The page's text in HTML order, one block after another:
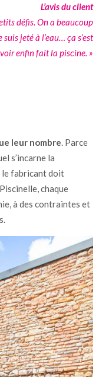
L’avis du client
défis. On a beaucoup
jeté à l’eau… ça s’est
enfin fait la piscine. »
leur nombre. Parce
s’incarne la
le fabricant doit
chaque
à des contraintes et